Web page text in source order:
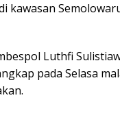
kawasan
Luthfi
pada Selasa